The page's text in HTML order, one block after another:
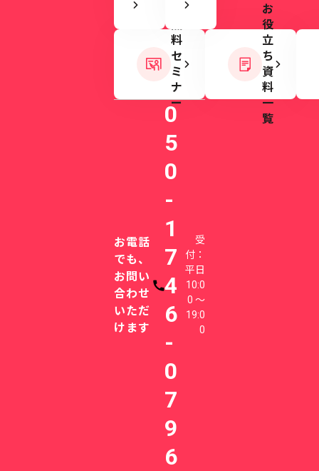
料
セ
ミ
ナ
ー
お
役
立
ち
資
料
一
覧
お電話
でも、
お問い
合わせ
いただ
けます
電話番号
0
5
0
-
1
7
4
6
-
0
7
9
6
受
付：
平日
10:0
0 〜
19:0
0